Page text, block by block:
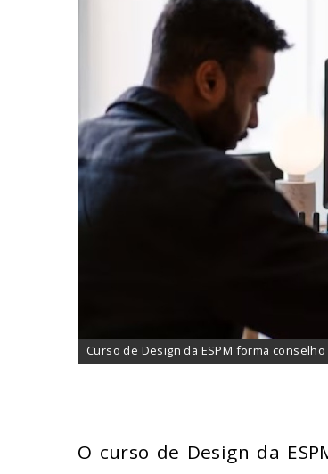
Curso de Design da ESPM forma
O curso de Design da